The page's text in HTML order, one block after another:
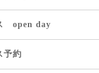
open day
予約